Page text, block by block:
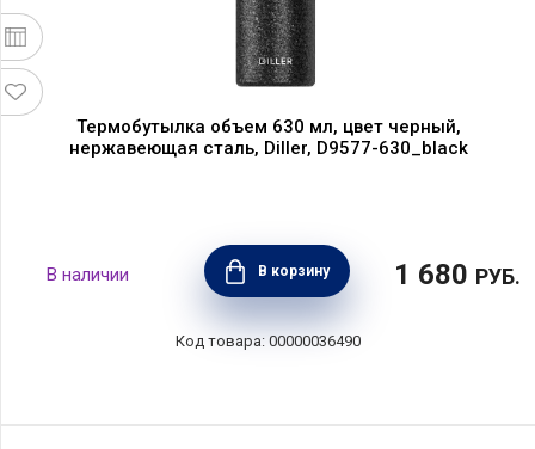
Термобутылка объем 630 мл, цвет черный,
нержавеющая сталь, Diller, D9577-630_black
В корзину 1 680 РУБ.
00000036490